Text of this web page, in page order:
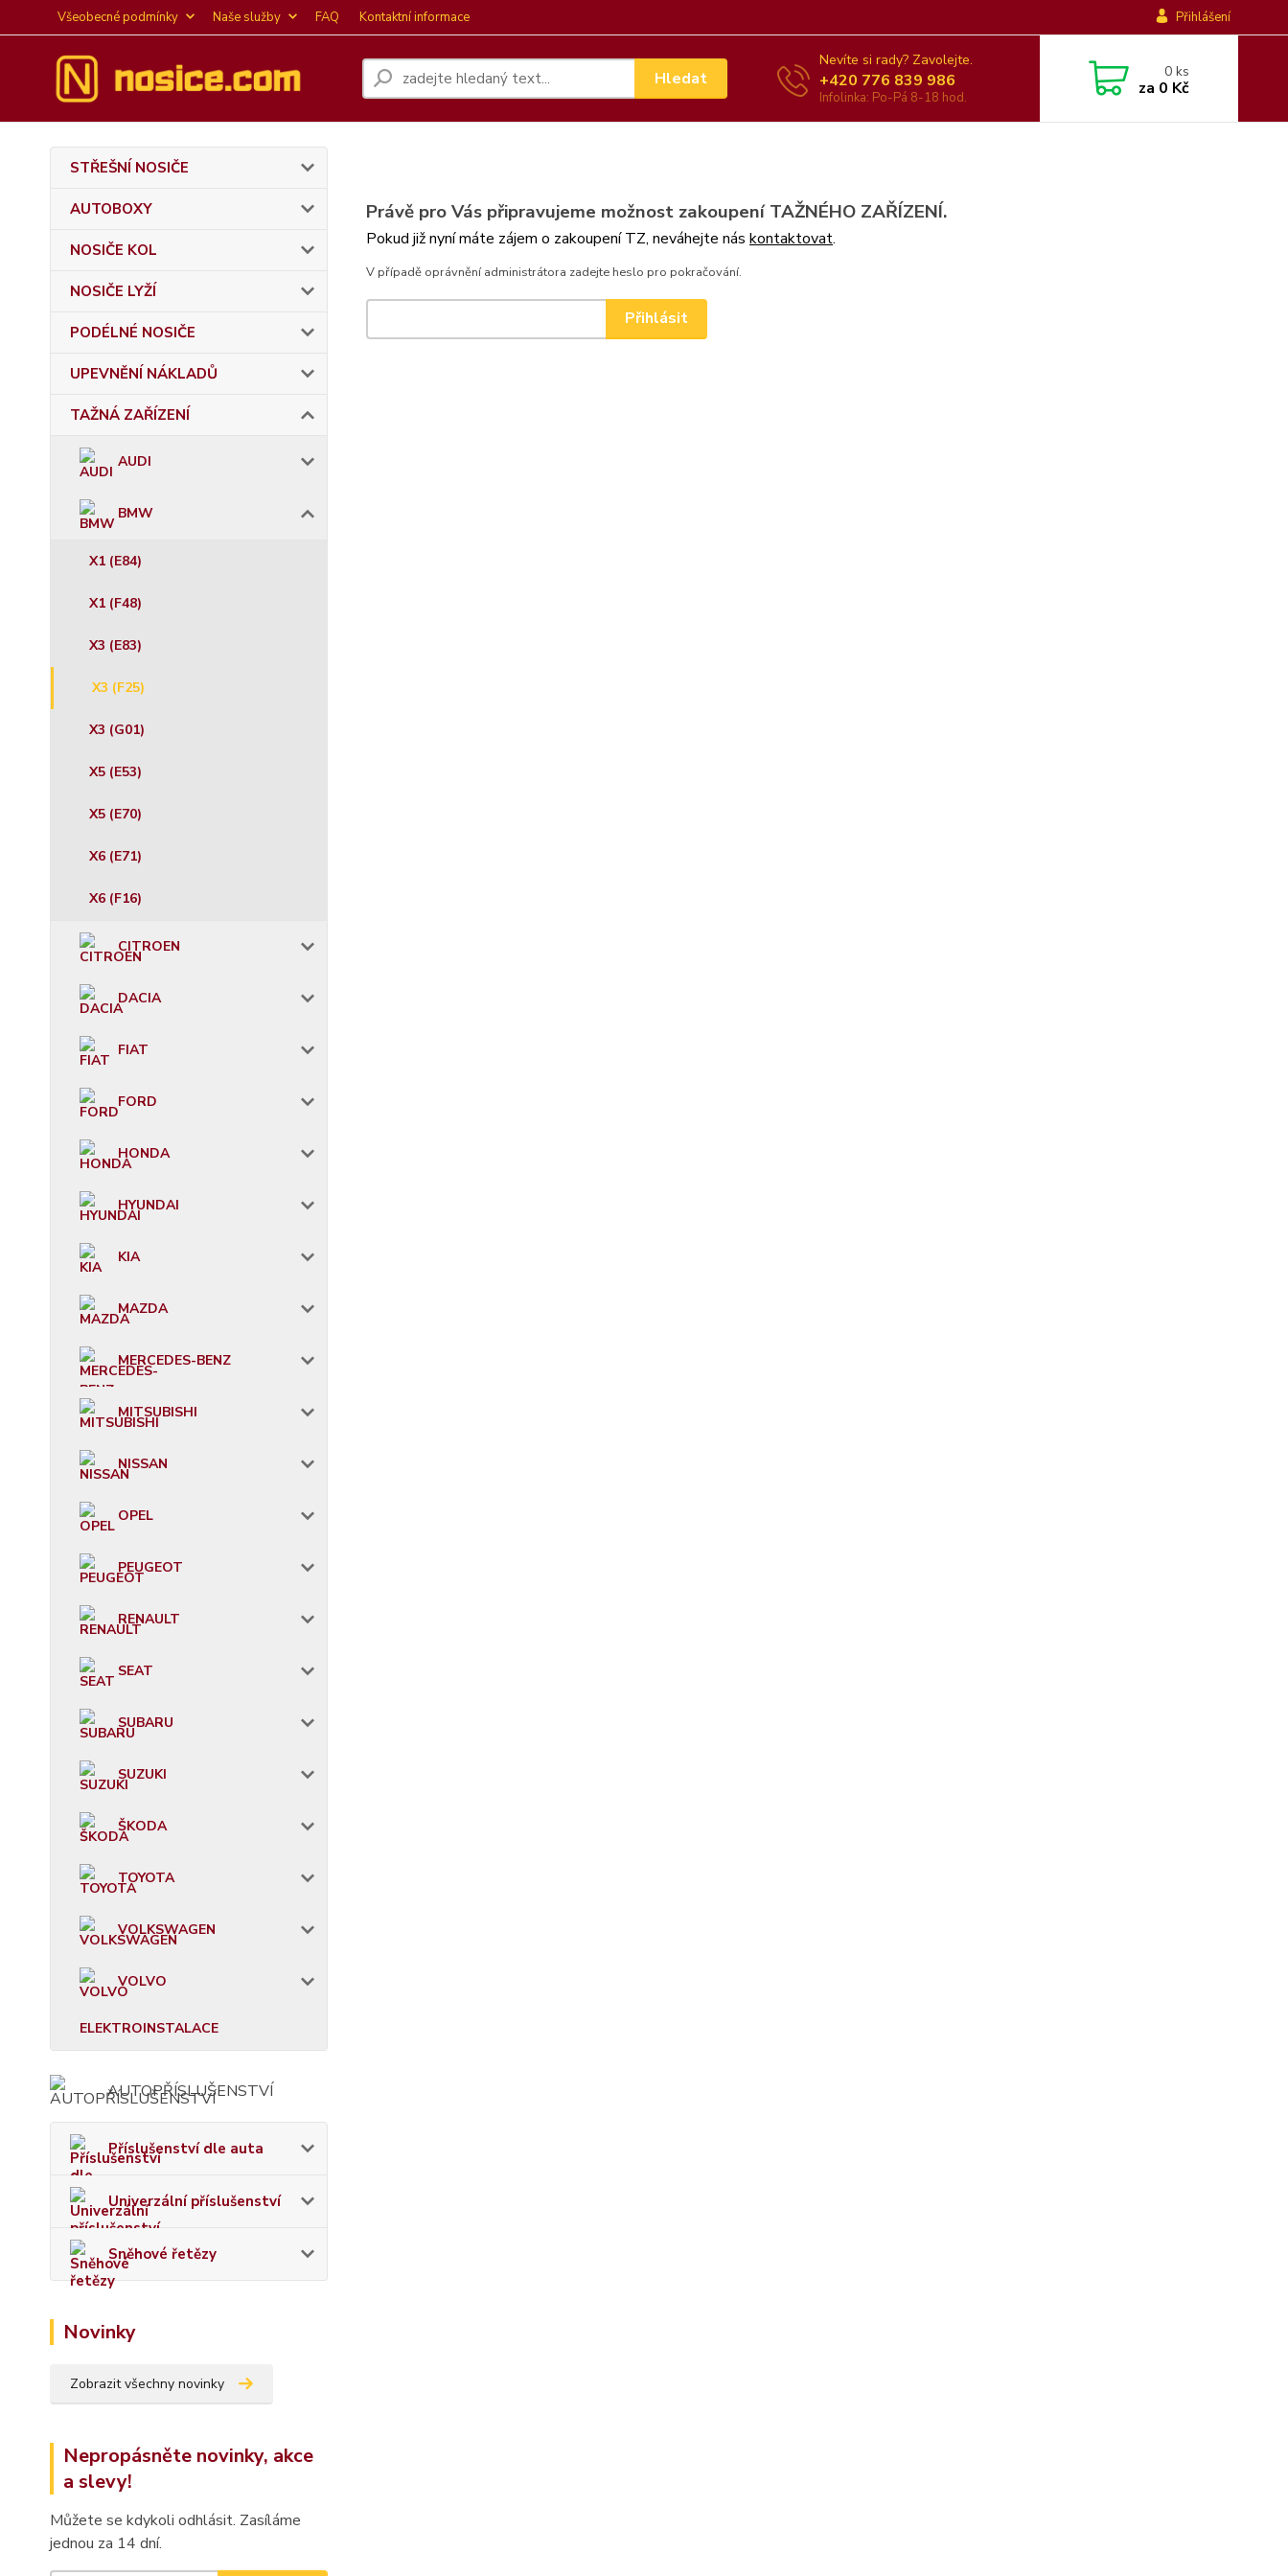
Všeobecné podmínky Naše služby FAQ Kontaktní informace Přihlášení
Hledat
Nevíte si rady? Zavolejte.
+420 776 839 986
Infolinka: Po-Pá 8-18 hod.
0ks
za 0 Kč
STŘEŠNÍ NOSIČE
AUTOBOXY
NOSIČE KOL
NOSIČE LYŽÍ
PODÉLNÉ NOSIČE
UPEVNĚNÍ NÁKLADŮ
TAŽNÁ ZAŘÍZENÍ
AUDI
BMW
X1 (E84)
X1 (F48)
X3 (E83)
X3 (F25)
X3 (G01)
X5 (E53)
X5 (E70)
X6 (E71)
X6 (F16)
CITROEN
DACIA
FIAT
FORD
HONDA
HYUNDAI
KIA
MAZDA
MERCEDES-BENZ
MITSUBISHI
NISSAN
OPEL
PEUGEOT
RENAULT
SEAT
SUBARU
SUZUKI
ŠKODA
TOYOTA
VOLKSWAGEN
VOLVO
ELEKTROINSTALACE
AUTOPŘÍSLUŠENSTVÍ
Příslušenství dle auta
Univerzální příslušenství
Sněhové řetězy
Novinky
Zobrazit všechny novinky
Nepropásněte novinky, akce
a slevy!
Můžete se kdykoli odhlásit. Zasíláme
jednou za 14 dní.
Právě pro Vás připravujeme možnost zakoupení TAŽNÉHO ZAŘÍZENÍ.
Pokud již nyní máte zájem o zakoupení TZ, neváhejte nás kontaktovat.
V případě oprávnění administrátora zadejte heslo pro pokračování.